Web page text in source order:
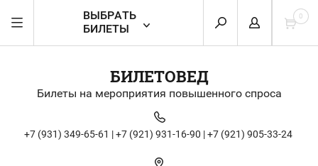
0
ВЫБРАТЬ
БИЛЕТЫ
БИЛЕТОВЕД
Билеты на мероприятия повышенного спроса
+7 (931) 349-65-61 | +7 (921) 931-16-90 | +7 (921) 905-33-24